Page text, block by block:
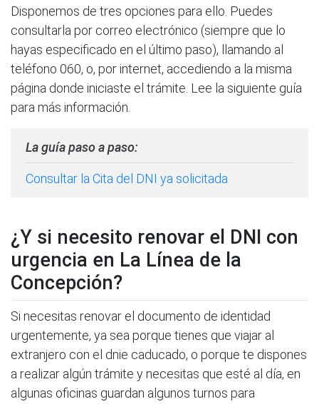
Disponemos de tres opciones para ello. Puedes
consultarla por correo electrónico (siempre que lo
hayas especificado en el último paso), llamando al
teléfono 060, o, por internet, accediendo a la misma
página donde iniciaste el trámite. Lee la siguiente guía
para más información.
La guía paso a paso:
Consultar la Cita del DNI ya solicitada
¿Y si necesito renovar el DNI con
urgencia en La Línea de la
Concepción?
Si necesitas renovar el documento de identidad
urgentemente, ya sea porque tienes que viajar al
extranjero con el dnie caducado, o porque te dispones
a realizar algún trámite y necesitas que esté al día, en
algunas oficinas guardan algunos turnos para